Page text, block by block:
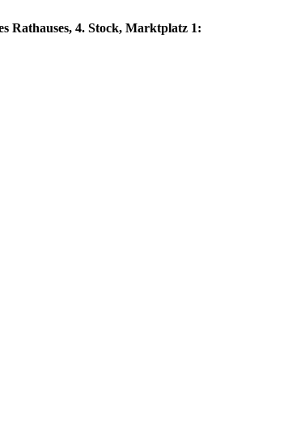
Rathauses, 4. Stock, Marktplatz 1: